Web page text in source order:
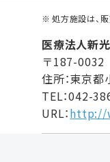
処方施設は、
医療法人新
〒187-0032
住所：東京
TEL：042-
URL：http://